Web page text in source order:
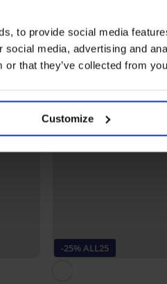
to provide social media
media, advertising and
or that they’ve collected from
Customize
Sie ähnliche
-25% ALL25